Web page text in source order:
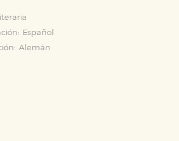
Español
Alemán